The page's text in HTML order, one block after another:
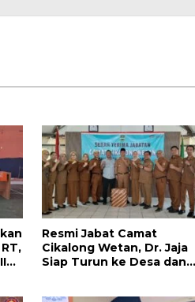
Resmi Jabat Camat
Cikalong Wetan, Dr. Jaja
Siap Turun ke Desa dan